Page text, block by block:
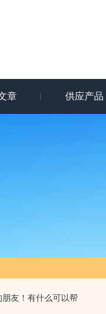
友！有什么可以帮
章 供应产品